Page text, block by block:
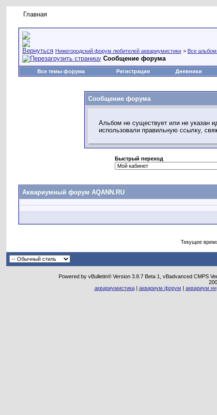
Главная
Нижегородский форум любителей аквариумистики > Все
Сообщение форума
Все темы форума Регистрация Дневники
Сообщение форума
Альбом не существует или не указан
использовали правильную ссылку,
Быстрый переход
Аквариумный форум AQANN.RU
Текущее
Powered by vBulletin® Version 3.8.7 Beta 1, vBadvanced CMPS
аквариумистика| аквариум форум | аквариум нн